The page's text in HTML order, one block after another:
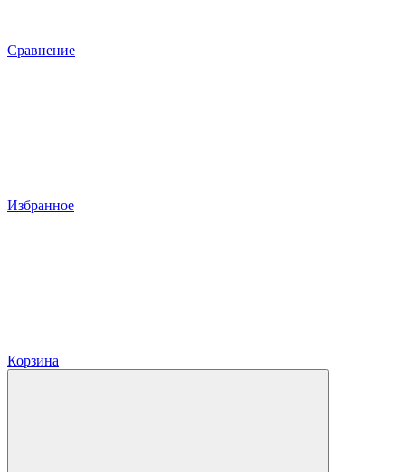
Сравнение
Избранное
Корзина